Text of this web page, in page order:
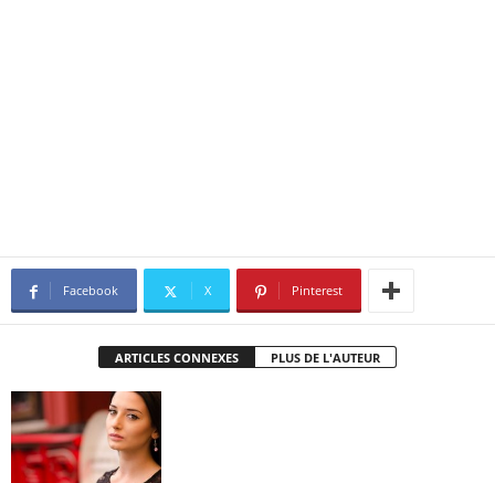
Facebook X Pinterest
ARTICLES CONNEXES PLUS DE L'AUTEUR